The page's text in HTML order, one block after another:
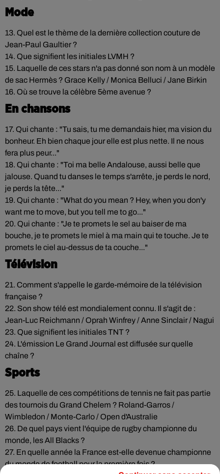
Mode
13. Quel est le thème de la dernière collection couture de
Jean-Paul Gaultier ?
14. Que signifient les initiales LVMH ?
15. Laquelle de ces stars n'a pas donné son nom à un modèle
de sac Hermès ? Grace Kelly / Monica Belluci / Jane Birkin
16. Où se trouve la célèbre 5ème avenue ?
En chansons
17. Qui chante : "Tu sais, tu me demandais hier, ma vision du
bonheur. Eh bien chaque jour elle est plus nette. Il ne nous
fera plus peur..."
18. Qui chante : "Toi ma belle Andalouse, aussi belle que
jalouse. Quand tu danses le temps s'arrête, je perds le nord,
je perds la tête..."
19. Qui chante : "What do you mean ? Hey, when you don'y
want me to move, but you tell me to go..."
20. Qui chante : "Je te promets le sel au baiser de ma
bouche, je te promets le miel à ma main qui te touche. Je te
promets le ciel au-dessus de ta couche..."
Télévision
21. Comment s'appelle le garde-mémoire de la télévision
française ?
22. Son show télé est mondialement connu. Il s'agit de :
Jean-Luc Reichmann / Oprah Winfrey / Anne Sinclair / Nagui
23. Que signifient les initiales TNT ?
24. L'émission Le Grand Journal est diffusée sur quelle
chaîne ?
Sports
25. Laquelle de ces compétitions de tennis ne fait pas partie
des tournois du Grand Chelem ? Roland-Garros /
Wimbledon / Monte-Carlo / Open d'Australie
26. De quel pays vient l'équipe de rugby championne du
monde, les All Blacks ?
27. En quelle année la France est-elle devenue championne
du monde de football pour la première fois ?